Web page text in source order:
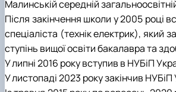
Пам'яті студентів та випускників
Регіональний
Малинській середній
Після закінчення школи у 2005 році
спеціаліста (технік електрик), який
ступінь вищої освіти бакалавра та
У липні 2016 року вступив в НУБіП
У листопаді 2023 року закінчив